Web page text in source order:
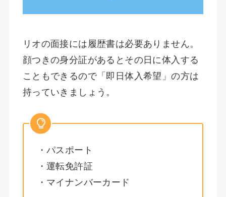
リオの面接には履歴書は必要ありません。
顔つきの身分証があるとその日に体入する
こともできるので「即日体入希望」の方は
持っていきましょう。
・パスポート
・運転免許証
・マイナンバーカード